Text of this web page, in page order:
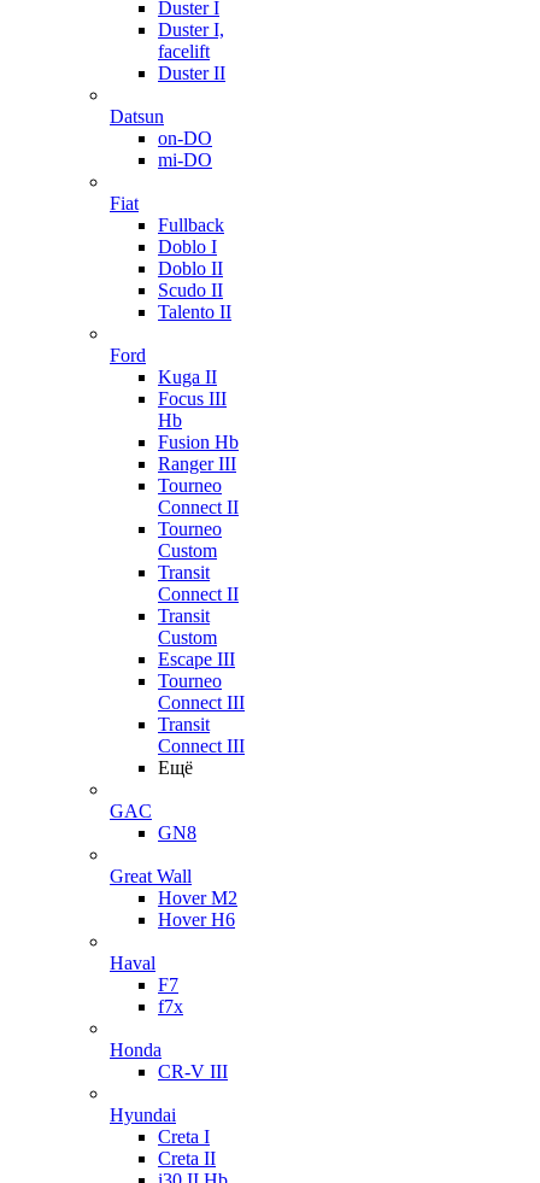
Duster I
Duster I,
facelift
Duster II
Datsun
on-DO
mi-DO
Fiat
Fullback
Doblo I
Doblo II
Scudo II
Talento II
Ford
Kuga II
Focus III
Hb
Fusion Hb
Ranger III
Tourneo
Connect II
Tourneo
Custom
Transit
Connect II
Transit
Custom
Escape III
Tourneo
Connect III
Transit
Connect III
Ещё
GAC
GN8
Great Wall
Hover M2
Hover H6
Haval
F7
f7x
Honda
CR-V III
Hyundai
Creta I
Creta II